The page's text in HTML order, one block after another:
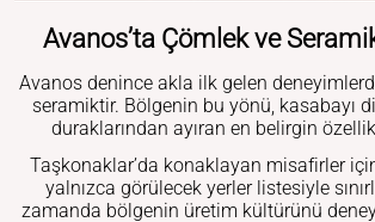
Avanos’ta Çömlek ve
Avanos denince akla ilk gelen
seramiktir. Bölgenin bu yönü, kasabayı
duraklarından ayıran en belirgin
Taşkonaklar’da konaklayan misafirler
yalnızca görülecek yerler listesiyle
zamanda bölgenin üretim kültürünü